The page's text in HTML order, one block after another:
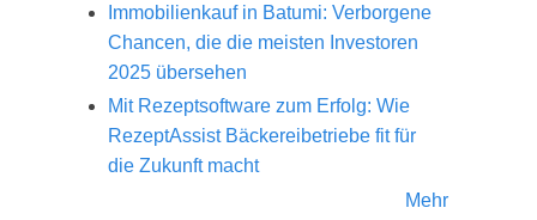
Immobilienkauf in Batumi: Verborgene
Chancen, die die meisten Investoren
2025 übersehen
Mit Rezeptsoftware zum Erfolg: Wie
RezeptAssist Bäckereibetriebe fit für
die Zukunft macht
Mehr